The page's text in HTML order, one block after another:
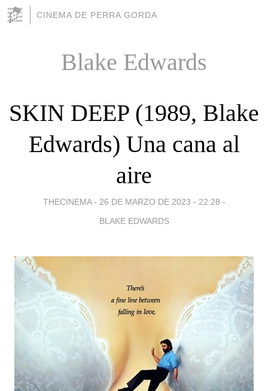
CINEMA DE PERRA GORDA
Blake Edwards
SKIN DEEP (1989, Blake
Edwards) Una cana al
aire
THECINEMA - 26 DE MARZO DE 2023 - 22:28 -
BLAKE EDWARDS